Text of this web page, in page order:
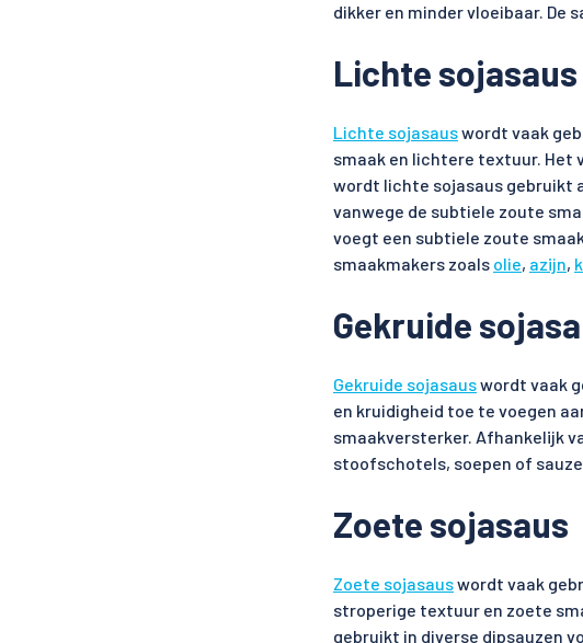
dikker en minder vloeibaar. De
Lichte sojasaus
Lichte sojasauswordt vaak
smaak en lichtere textuur. Het
wordt lichte sojasaus gebruikt
vanwege de subtiele zoute
voegt een subtiele zoute
smaakmakers zoals olie, azijn,
Gekruide
Gekruide sojasauswordt vaak
en kruidigheid toe te voegen
smaakversterker. Afhankelijk
stoofschotels, soepen of
Zoete sojasaus
Zoete sojasauswordt vaak
stroperige textuur en zoete
gebruikt in diverse dipsauzen